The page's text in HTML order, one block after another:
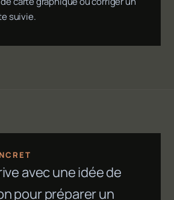
suivie.
avec une idée de
pour préparer un